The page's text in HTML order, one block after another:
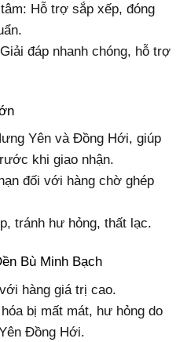
Hỗ trợ sắp xếp, đóng
đáp nhanh chóng, hỗ trợ
Yên và Đồng Hới, giúp
khi giao nhận.
đối với hàng chờ ghép
tránh hư hỏng, thất lạc.
Bù Minh Bạch
hàng giá trị cao.
bị mất mát, hư hỏng do
Đồng Hới.